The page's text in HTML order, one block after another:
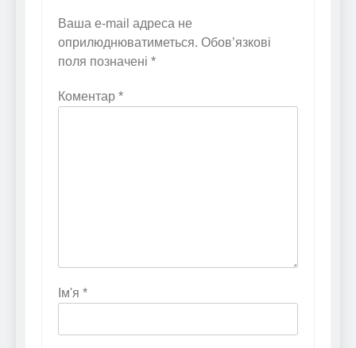
Ваша e-mail адреса не
оприлюднюватиметься. Обов’язкові
поля позначені *
Коментар *
Ім'я *